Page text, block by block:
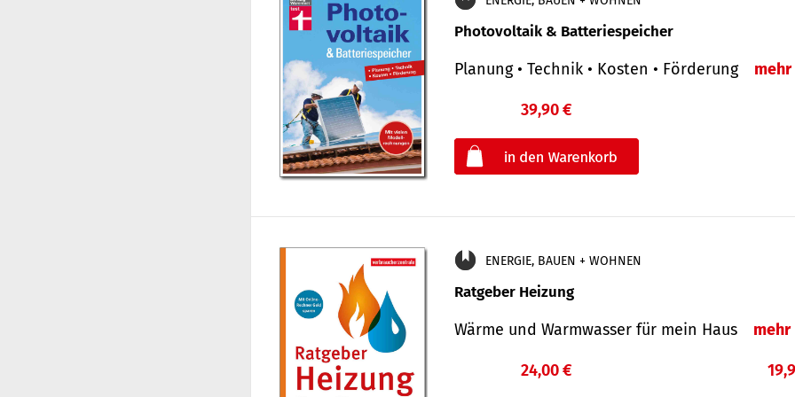
Photovoltaik & Batteriespeicher
Planung • Technik • Kosten • Förderung mehr
39,90 €
ENERGIE, BAUEN + WOHNEN
Ratgeber Heizung
Wärme und Warmwasser für mein Haus mehr
24,00 €